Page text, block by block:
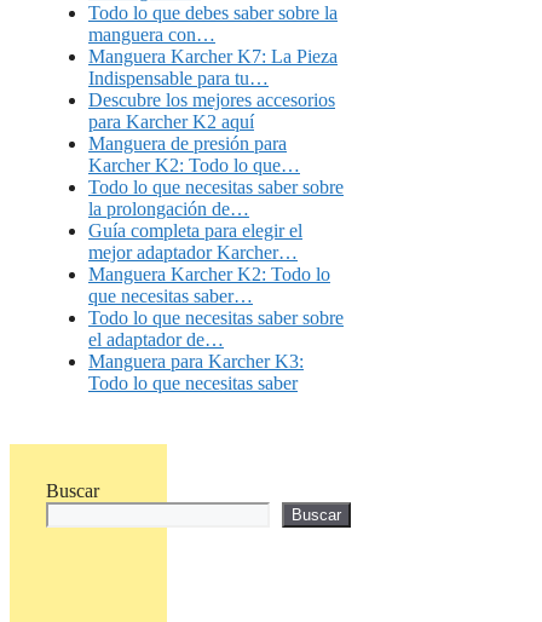
Todo lo que debes saber sobre la
manguera con…
Manguera Karcher K7: La Pieza
Indispensable para tu…
Descubre los mejores accesorios
para Karcher K2 aquí
Manguera de presión para
Karcher K2: Todo lo que…
Todo lo que necesitas saber sobre
la prolongación de…
Guía completa para elegir el
mejor adaptador Karcher…
Manguera Karcher K2: Todo lo
que necesitas saber…
Todo lo que necesitas saber sobre
el adaptador de…
Manguera para Karcher K3:
Todo lo que necesitas saber
Buscar
Buscar